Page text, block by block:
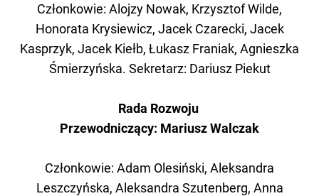
Członkowie: Alojzy Nowak, Krzysztof Wilde,
Honorata Krysiewicz, Jacek Czarecki, Jacek
Kasprzyk, Jacek Kiełb, Łukasz Franiak, Agnieszka
Śmierzyńska. Sekretarz: Dariusz Piekut
Rada Rozwoju
Przewodniczący: Mariusz Walczak
Członkowie: Adam Olesiński, Aleksandra
Leszczyńska, Aleksandra Szutenberg, Anna